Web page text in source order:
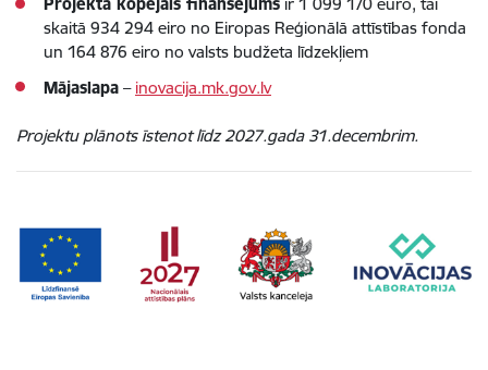
skaitā 934 294 eiro no Eiropas Reģionālā attīstības fonda
un 164 876 eiro no valsts budžeta līdzekļiem
Mājaslapa – inovacija.mk.gov.lv
Projektu plānots īstenot līdz 2027.gada 31.decembrim.